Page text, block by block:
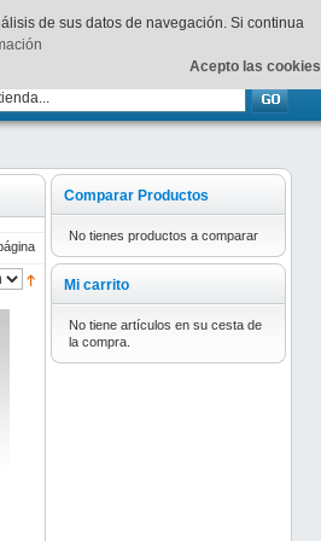
Sucarrito está vacío.
Comparar Productos
No tienes productos a comparar
Mi carrito
No tiene artículos en su cesta de
la compra.
de sus datos de navegación. Si continua
Acepto las cookies